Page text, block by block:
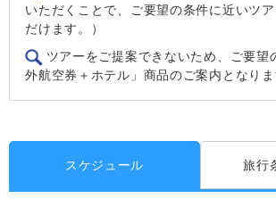
いただくことで、ご要望の条件に近いツ
だけます。）
ツアーをご提案できないため、ご要望
外航空券＋ホテル」商品のご案内となりま
スケジュール 旅行